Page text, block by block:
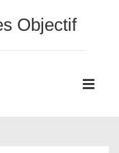
Objectif
Main